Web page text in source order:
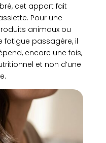
cet apport fait
Pour une
animaux ou
fatigue passagère, il
encore une fois,
et non d’une